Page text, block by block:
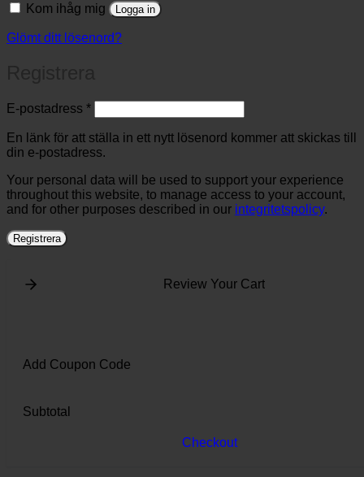
Kom ihåg mig Logga in
Glömt ditt lösenord?
E-postadress *Obligatoriskt
En länk för att ställa in ett nytt lösenord kommer att skickas till
din e-postadress.
Your personal data will be used to support your experience
throughout this website, to manage access to your account,
and for other purposes described in our integritetspolicy.
Registrera
Review Your Cart
Add Coupon Code
Subtotal
Checkout